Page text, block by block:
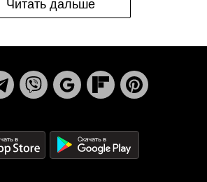
Читать дальше